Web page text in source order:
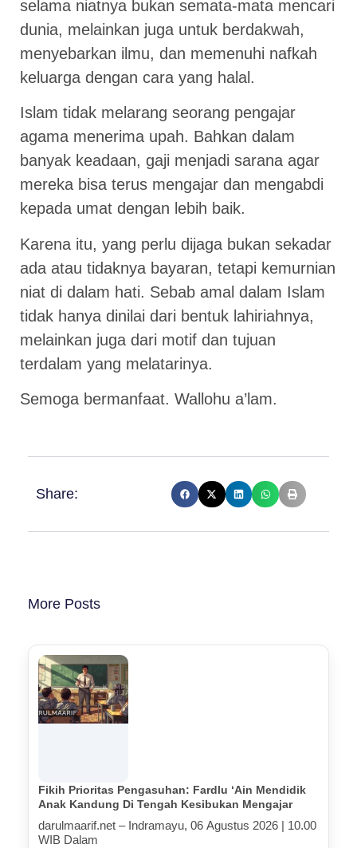
selama niatnya bukan semata-mata mencari
dunia, melainkan juga untuk berdakwah,
menyebarkan ilmu, dan memenuhi nafkah
keluarga dengan cara yang halal.
Islam tidak melarang seorang pengajar
agama menerima upah. Bahkan dalam
banyak keadaan, gaji menjadi sarana agar
mereka bisa terus mengajar dan mengabdi
kepada umat dengan lebih baik.
Karena itu, yang perlu dijaga bukan sekadar
ada atau tidaknya bayaran, tetapi kemurnian
niat di dalam hati. Sebab amal dalam Islam
tidak hanya dinilai dari bentuk lahiriahnya,
melainkan juga dari motif dan tujuan
terdalam yang melatarinya.
Semoga bermanfaat. Wallohu a’lam.
Share:
More Posts
Fikih Prioritas Pengasuhan: Fardlu ‘Ain Mendidik
Anak Kandung Di Tengah Kesibukan Mengajar
darulmaarif.net – Indramayu, 06 Agustus 2026 | 10.00
WIB Dalam